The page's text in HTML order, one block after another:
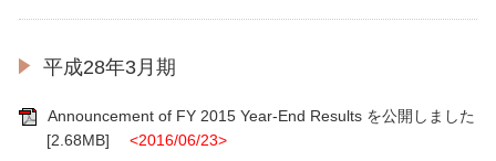
平成28年3月期
Announcement of FY 2015 Year-End Results を公開しました
[2.68MB] <2016/06/23>